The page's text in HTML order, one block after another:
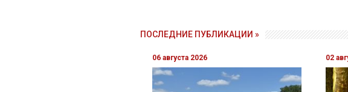
ПОСЛЕДНИЕ ПУБЛИКАЦИИ »
06 августа 2026 02